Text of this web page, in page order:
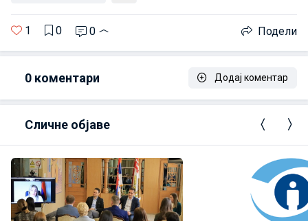
1 0 0 Подели
0 коментари Додај коментар
Сличне објаве